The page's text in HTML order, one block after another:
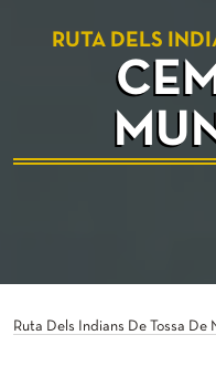
RUTA DELS
Ruta Dels Indians De Tossa De